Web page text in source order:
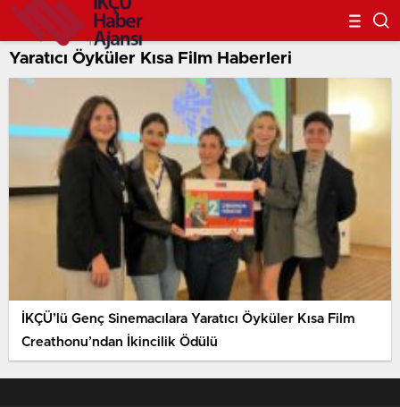
Yaratıcı Öyküler Kısa Film Haberleri
İKÇÜ’lü Genç Sinemacılara Yaratıcı Öyküler Kısa Film
Creathonu’ndan İkincilik Ödülü